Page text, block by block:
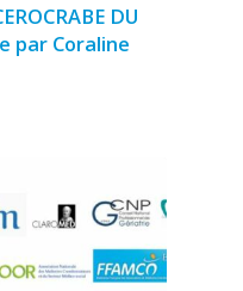
DU
par Coraline